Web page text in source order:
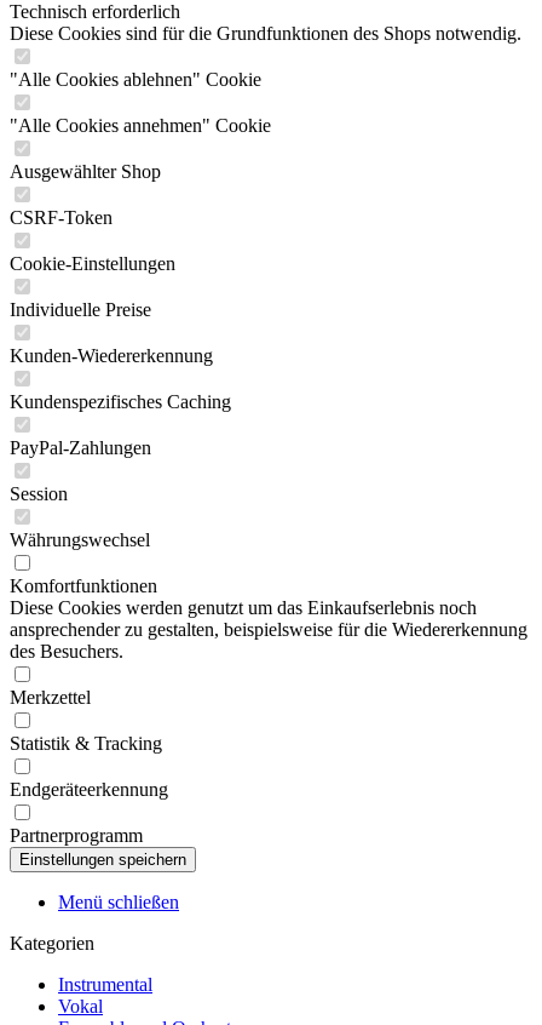
Technisch erforderlich
Diese Cookies sind für die Grundfunktionen des Shops notwendig.
"Alle Cookies ablehnen" Cookie
"Alle Cookies annehmen" Cookie
Ausgewählter Shop
CSRF-Token
Cookie-Einstellungen
Individuelle Preise
Kunden-Wiedererkennung
Kundenspezifisches Caching
PayPal-Zahlungen
Session
Währungswechsel
Komfortfunktionen
Diese Cookies werden genutzt um das Einkaufserlebnis noch
ansprechender zu gestalten, beispielsweise für die Wiedererkennung
des Besuchers.
Merkzettel
Statistik & Tracking
Endgeräteerkennung
Partnerprogramm
Menü schließen
Kategorien
Instrumental
Vokal